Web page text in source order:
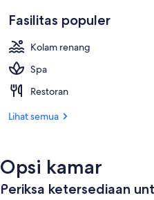
Fasilitas populer
Kolam renang
Spa
Restoran
Lihat semua
Opsi kamar
Periksa ketersediaan